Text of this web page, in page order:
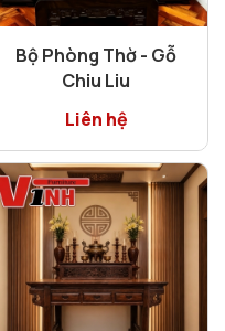
Bộ Phòng Thờ - Gỗ
Chiu Liu
Liên hệ